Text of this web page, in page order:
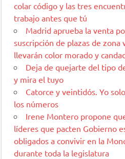
colar código y las tres
trabajo antes que tú
Madrid aprueba la venta
suscripción de plazas de zona
llevarán color morado y
Deja de quejarte del tipo
y mira el tuyo
Catorce y veintidós. Yo
los números
Irene Montero propone
líderes que pacten Gobierno
obligados a convivir en la
durante toda la legislatura